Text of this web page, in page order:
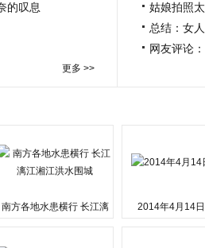
的叹息
更多 >>
姑娘拍照
总结：女
网友评论
南方各地水患横行 长江漓
2014年4月14